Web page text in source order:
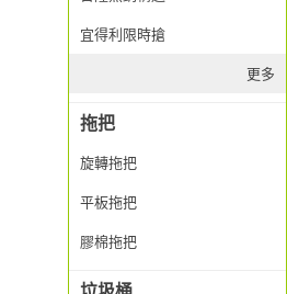
宜得利限時搶
更多
拖把
旋轉拖把
平板拖把
膠棉拖把